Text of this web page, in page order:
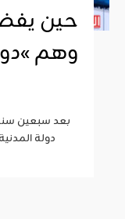
وهم
دولة